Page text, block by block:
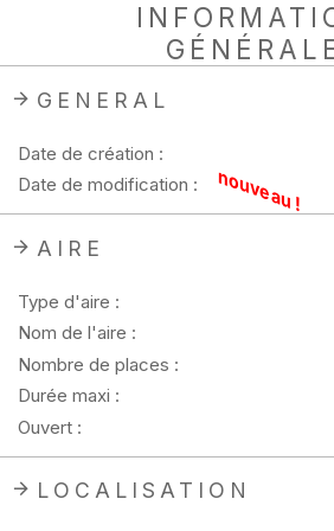
hors
ligneGENERAL
Date de création :
Date de modification :
nouveau !
AIRE
Type d'aire :
Nom de l'aire :
Nombre de places :
Durée maxi :
Ouvert :
LOCALISATION